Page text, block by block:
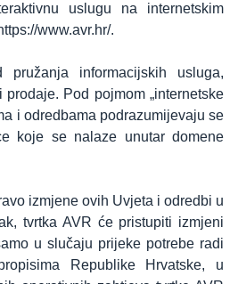
uslugu na internetskim
www.avr.hr/.
informacijskih usluga,
Pod pojmom „internetske
i odredbama podrazumijevaju se
koje se nalaze unutar domene
izmjene ovih Uvjeta i odredbi u
tvrtka AVR će pristupiti izmjeni
u slučaju prijeke potrebe radi
Republike Hrvatske, u